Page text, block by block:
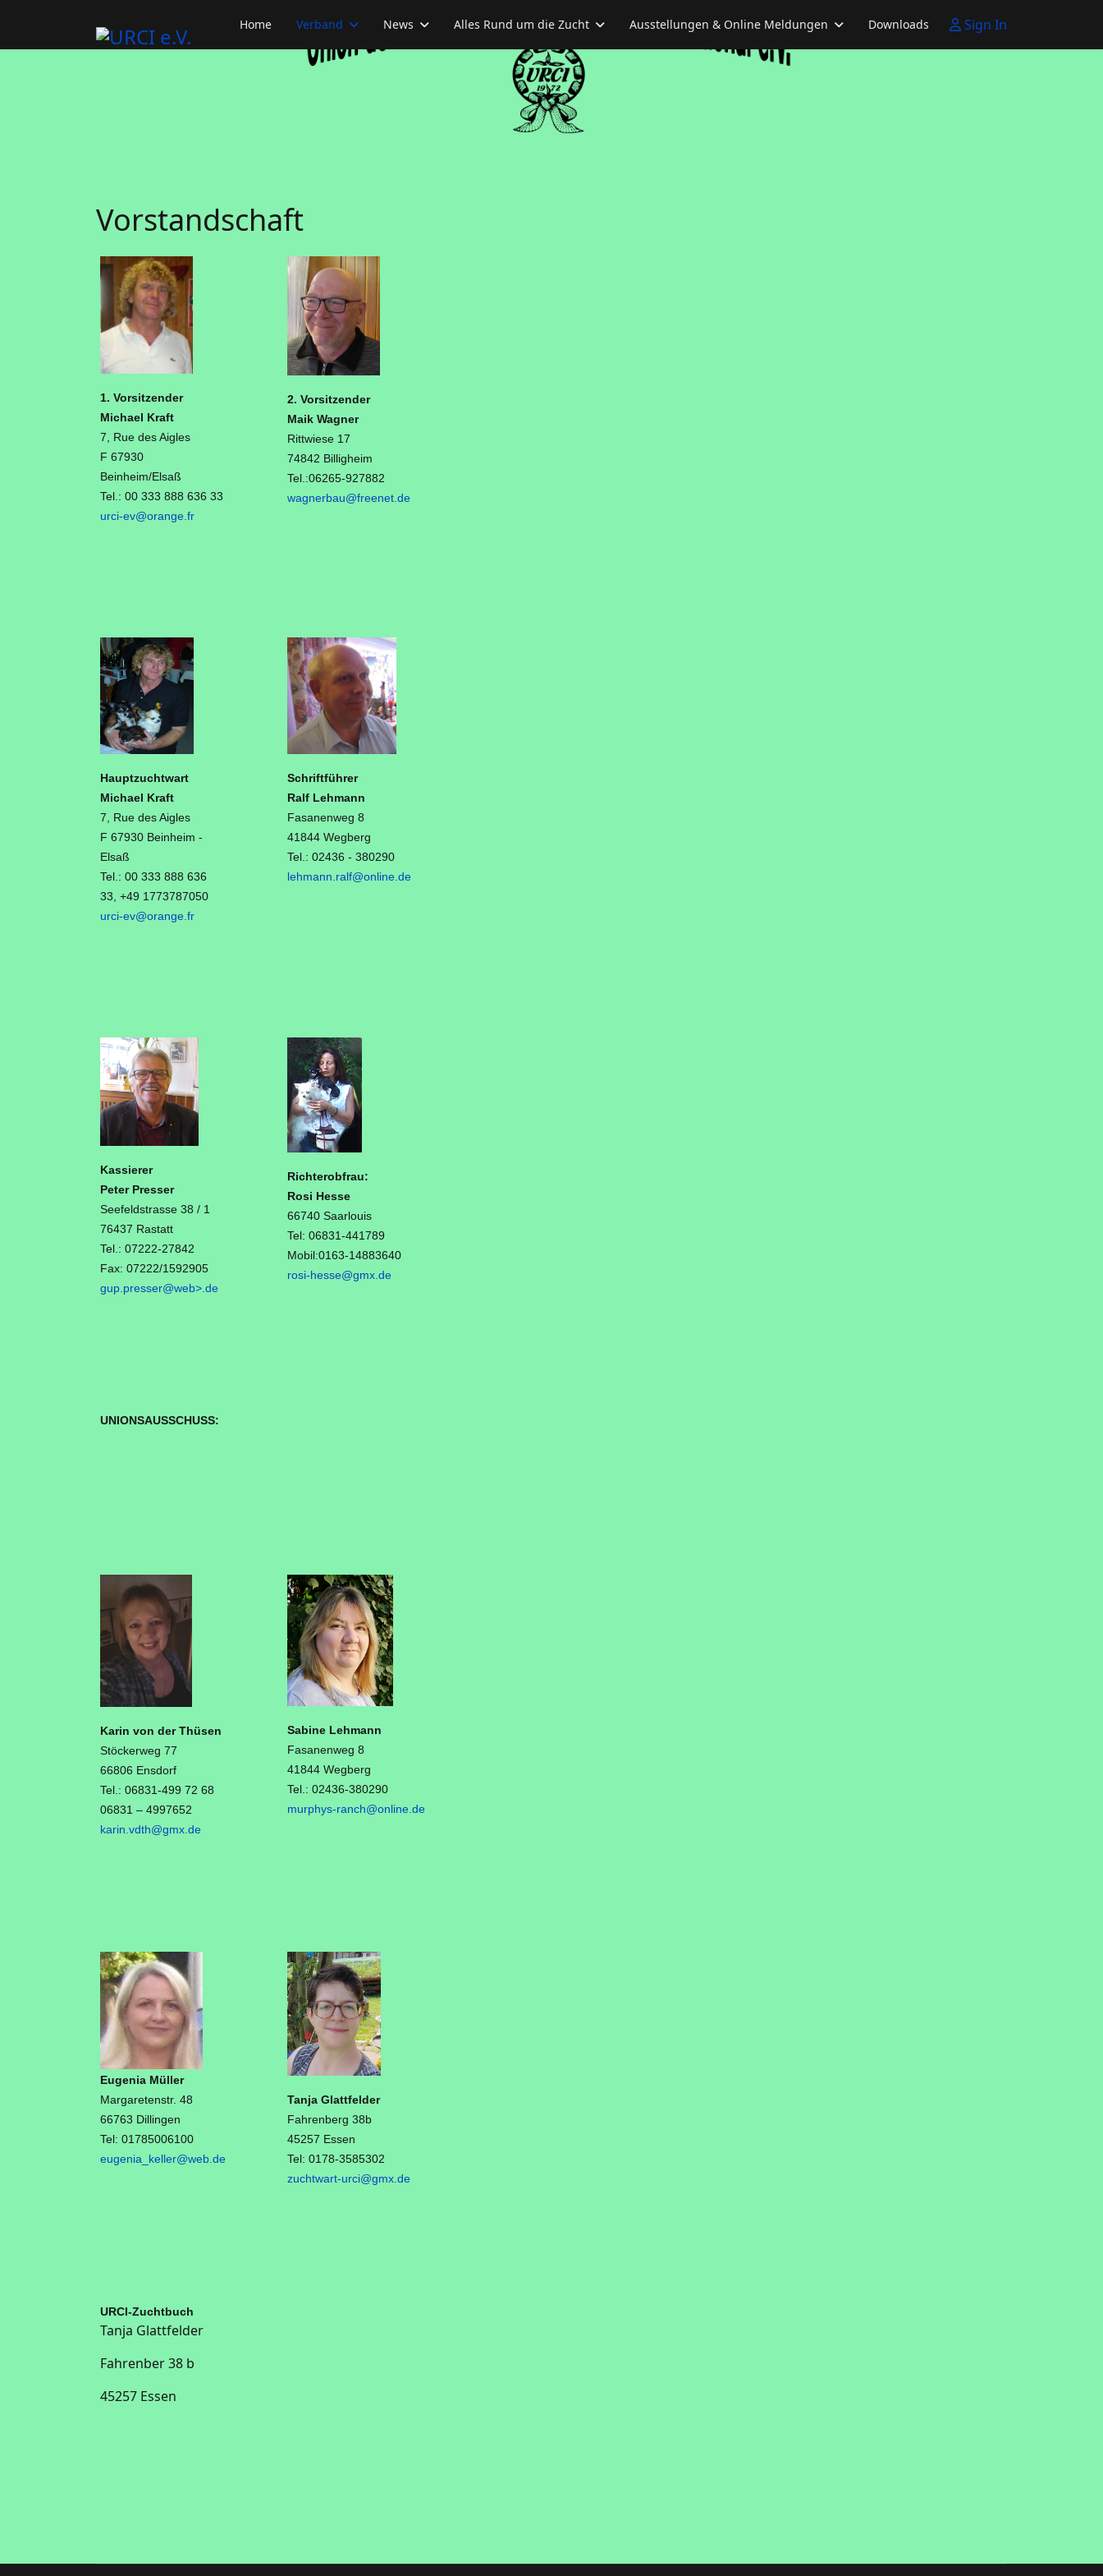
Home Verband News Alles Rund um die Zucht Ausstellungen & Online Meldungen Downloads Sign In
Vorstandschaft
1. Vorsitzender
Michael Kraft
7, Rue des Aigles
F 67930
Beinheim/Elsaß
Tel.: 00 333 888 636 33
urci-ev@orange.fr
2. Vorsitzender
Maik Wagner
Rittwiese 17
74842 Billigheim
Tel.:06265-927882
wagnerbau@freenet.de
Hauptzuchtwart
Michael Kraft
7, Rue des Aigles
F 67930 Beinheim -
Elsaß
Tel.: 00 333 888 636
33, +49 1773787050
urci-ev@orange.fr
Schriftführer
Ralf Lehmann
Fasanenweg 8
41844 Wegberg
Tel.: 02436 - 380290
lehmann.ralf@online.de
Kassierer
Peter Presser
Seefeldstrasse 38 / 1
76437 Rastatt
Tel.: 07222-27842
Fax: 07222/1592905
gup.presser@web> .de
Richterobfrau:
Rosi Hesse
66740 Saarlouis
Tel: 06831-441789
Mobil:0163-14883640
rosi-hesse@gmx.de
UNIONSAUSSCHUSS:
Karin von der Thüsen
Stöckerweg 77
66806 Ensdorf
Tel.: 06831-499 72 68
06831 – 4997652
karin.vdth@gmx.de
Sabine Lehmann
Fasanenweg 8
41844 Wegberg
Tel.: 02436-380290
murphys-ranch@online.de
Eugenia Müller
Margaretenstr. 48
66763 Dillingen
Tel: 01785006100
eugenia_keller@web.de
Tanja Glattfelder
Fahrenberg 38b
45257 Essen
Tel: 0178-3585302
zuchtwart-urci@gmx.de
URCI-Zuchtbuch
Tanja Glattfelder
Fahrenber 38 b
45257 Essen